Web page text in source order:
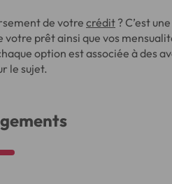
de votre crédit ? C’est
prêt ainsi que vos
option est associée à des
le sujet.